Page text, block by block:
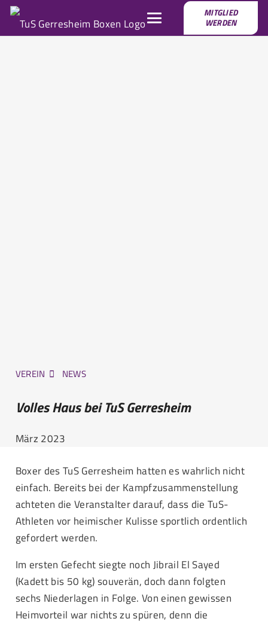
MITGLIED
WERDEN
VEREIN NEWS
Volles Haus bei TuS Gerresheim
März 2023
Boxer des TuS Gerresheim hatten es wahrlich nicht
einfach. Bereits bei der Kampfzusammenstellung
achteten die Veranstalter darauf, dass die TuS-
Athleten vor heimischer Kulisse sportlich ordentlich
gefordert werden.
Im ersten Gefecht siegte noch Jibrail El Sayed
(Kadett bis 50 kg) souverän, doch dann folgten
sechs Niederlagen in Folge. Von einen gewissen
Heimvorteil war nichts zu spüren, denn die